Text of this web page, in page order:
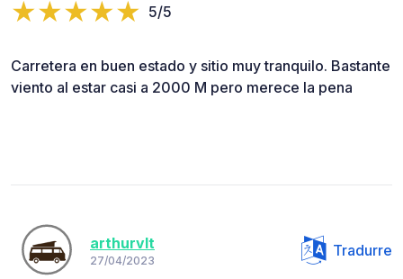
5/5
Carretera en buen estado y sitio muy tranquilo. Bastante
viento al estar casi a 2000 M pero merece la pena
arthurvlt
27/04/2023
Tradurre